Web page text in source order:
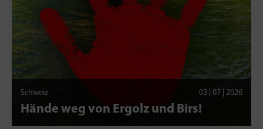
Schweiz 03 | 07 | 2026
Hände weg von Ergolz und Birs!